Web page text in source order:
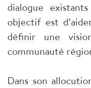
dialogue
objectif est
définir une
communauté
Dans son